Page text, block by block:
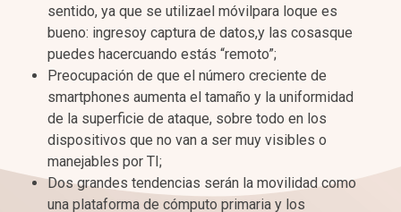
sentido, ya que se utilizael móvilpara loque es
bueno: ingresoy captura de datos,y las cosasque
puedes hacercuando estás “remoto”;
Preocupación de que el número creciente de
smartphones aumenta el tamaño y la uniformidad
de la superficie de ataque, sobre todo en los
dispositivos que no van a ser muy visibles o
manejables por TI;
Dos grandes tendencias serán la movilidad como
una plataforma de cómputo primaria y los